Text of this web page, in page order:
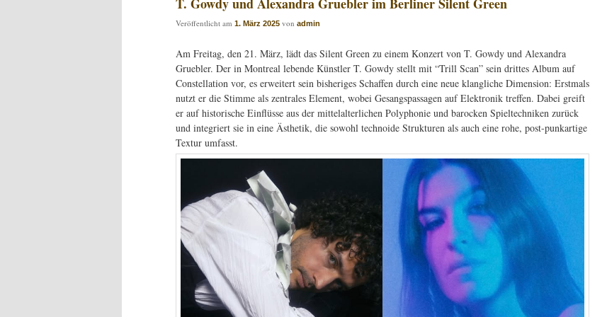
Veröffentlicht am 1. März 2025 von admin
Am Freitag, den 21. März, lädt das Silent Green zu einem Konzert von T. Gowdy und Alexandra
Gruebler. Der in Montreal lebende Künstler T. Gowdy stellt mit “Trill Scan” sein drittes Album auf
Constellation vor, es erweitert sein bisheriges Schaffen durch eine neue klangliche Dimension: Erstmals
nutzt er die Stimme als zentrales Element, wobei Gesangspassagen auf Elektronik treffen. Dabei greift
er auf historische Einflüsse aus der mittelalterlichen Polyphonie und barocken Spieltechniken zurück
und integriert sie in eine Ästhetik, die sowohl technoide Strukturen als auch eine rohe, post-punkartige
Textur umfasst.